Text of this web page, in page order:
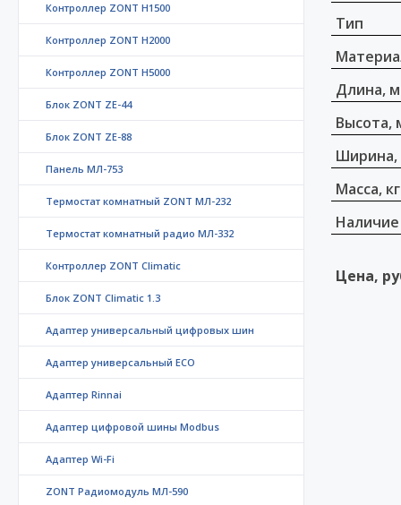
Контроллер ZONT H1500
Контроллер ZONT H2000
Контроллер ZONT H5000
Блок ZONT ZE-44
Блок ZONT ZE-88
Панель МЛ-753
Термостат комнатный ZONT МЛ-232
Термостат комнатный радио МЛ-332
Контроллер ZONT Climatic
Блок ZONT Climatic 1.3
Адаптер универсальный цифровых шин
Адаптер универсальный ECO
Адаптер Rinnai
Адаптер цифровой шины Modbus
Адаптер Wi-Fi
ZONT Радиомодуль МЛ-590
Тип
Длина,
Высота,
Масса, кг
Наличие
Цена,